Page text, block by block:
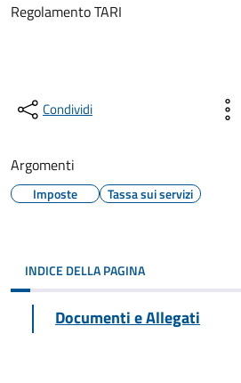
Regolamento TARI
Condividi
Argomenti
Imposte Tassa sui servizi
INDICE DELLA PAGINA
Documenti e Allegati